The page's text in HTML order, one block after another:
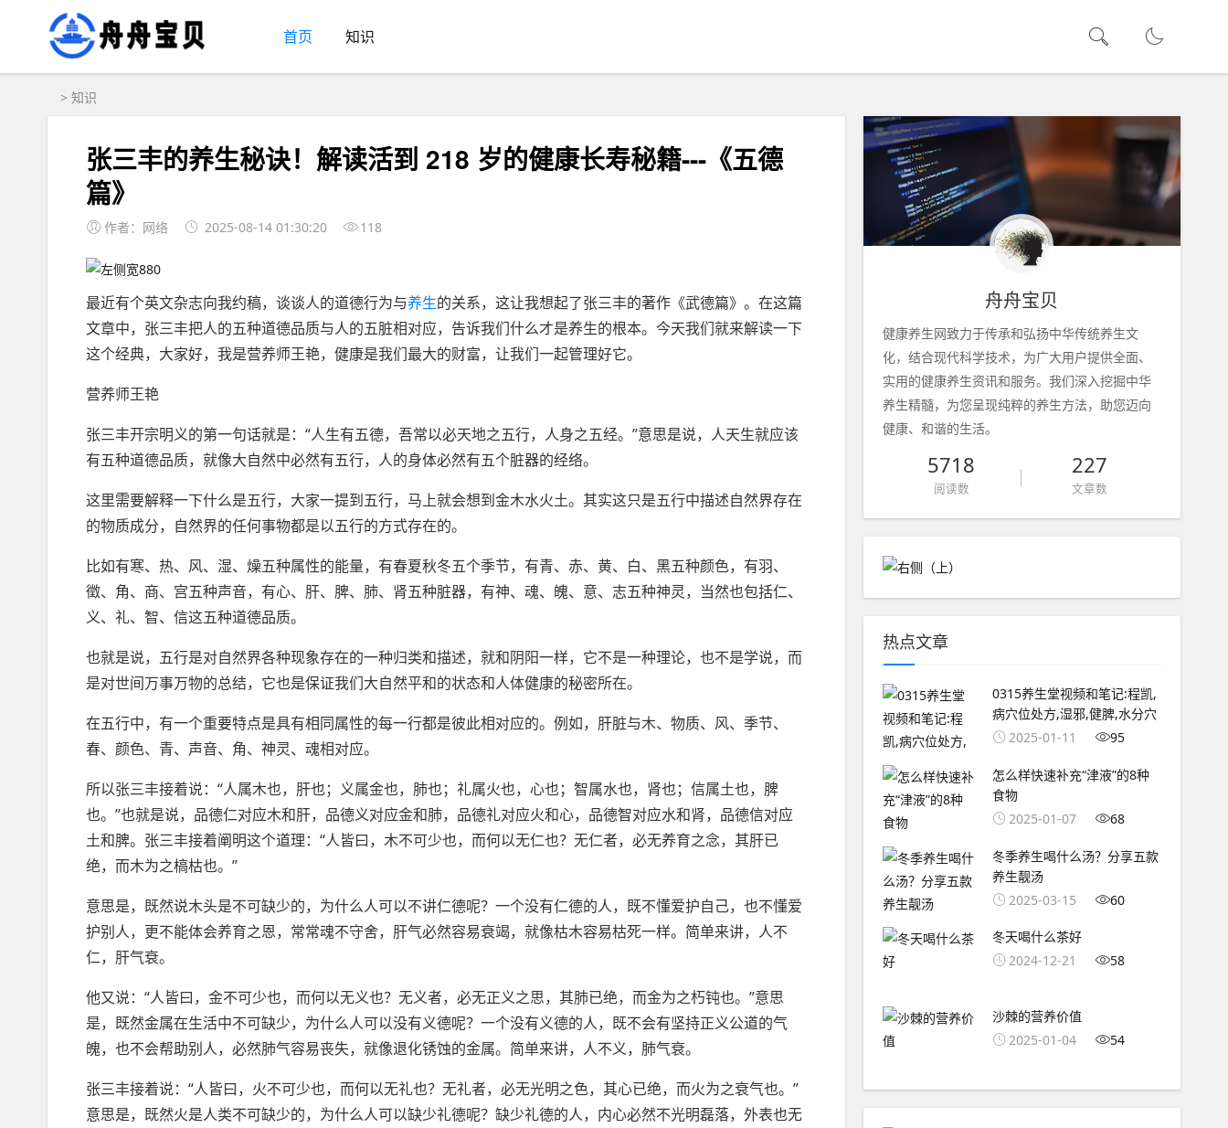
首页 知识
> 知识
张三丰的养生秘诀！解读活到 218 岁的健康长寿秘籍---《五德
篇》
作者：网络 2025-08-14 01:30:20 118
最近有个英文杂志向我约稿，谈谈人的道德行为与养生的关系，这让我想起了张三丰的著作《武德篇》。在这篇
文章中，张三丰把人的五种道德品质与人的五脏相对应，告诉我们什么才是养生的根本。今天我们就来解读一下
这个经典，大家好，我是营养师王艳，健康是我们最大的财富，让我们一起管理好它。
营养师王艳
张三丰开宗明义的第一句话就是：“人生有五德，吾常以必天地之五行，人身之五经。”意思是说，人天生就应该
有五种道德品质，就像大自然中必然有五行，人的身体必然有五个脏器的经络。
这里需要解释一下什么是五行，大家一提到五行，马上就会想到金木水火土。其实这只是五行中描述自然界存在
的物质成分，自然界的任何事物都是以五行的方式存在的。
比如有寒、热、风、湿、燥五种属性的能量，有春夏秋冬五个季节，有青、赤、黄、白、黑五种颜色，有羽、
徵、角、商、宫五种声音，有心、肝、脾、肺、肾五种脏器，有神、魂、魄、意、志五种神灵，当然也包括仁、
义、礼、智、信这五种道德品质。
也就是说，五行是对自然界各种现象存在的一种归类和描述，就和阴阳一样，它不是一种理论，也不是学说，而
是对世间万事万物的总结，它也是保证我们大自然平和的状态和人体健康的秘密所在。
在五行中，有一个重要特点是具有相同属性的每一行都是彼此相对应的。例如，肝脏与木、物质、风、季节、
春、颜色、青、声音、角、神灵、魂相对应。
所以张三丰接着说：“人属木也，肝也；义属金也，肺也；礼属火也，心也；智属水也，肾也；信属土也，脾
也。”也就是说，品德仁对应木和肝，品德义对应金和肺，品德礼对应火和心，品德智对应水和肾，品德信对应
土和脾。张三丰接着阐明这个道理：“人皆曰，木不可少也，而何以无仁也？无仁者，必无养育之念，其肝已
绝，而木为之槁枯也。”
意思是，既然说木头是不可缺少的，为什么人可以不讲仁德呢？一个没有仁德的人，既不懂爱护自己，也不懂爱
护别人，更不能体会养育之恩，常常魂不守舍，肝气必然容易衰竭，就像枯木容易枯死一样。简单来讲，人不
仁，肝气衰。
他又说：“人皆曰，金不可少也，而何以无义也？无义者，必无正义之思，其肺已绝，而金为之朽钝也。”意思
是，既然金属在生活中不可缺少，为什么人可以没有义德呢？一个没有义德的人，既不会有坚持正义公道的气
魄，也不会帮助别人，必然肺气容易丧失，就像退化锈蚀的金属。简单来讲，人不义，肺气衰。
张三丰接着说：“人皆曰，火不可少也，而何以无礼也？无礼者，必无光明之色，其心已绝，而火为之衰气也。”
意思是，既然火是人类不可缺少的，为什么人可以缺少礼德呢？缺少礼德的人，内心必然不光明磊落，外表也无
舟舟宝贝
健康养生网致力于传承和弘扬中华传统养生文
化，结合现代科学技术，为广大用户提供全面、
实用的健康养生资讯和服务。我们深入挖掘中华
养生精髓，为您呈现纯粹的养生方法，助您迈向
健康、和谐的生活。
5718
阅读数
227
文章数
热点文章
0315养生堂视频和笔记:程凯,
病穴位处方,湿邪,健脾,水分穴
2025-01-11
95
怎么样快速补充“津液”的8种
食物
2025-01-07
68
冬季养生喝什么汤？分享五款
养生靓汤
2025-03-15
60
冬天喝什么茶好
2024-12-21
58
沙棘的营养价值
2025-01-04
54